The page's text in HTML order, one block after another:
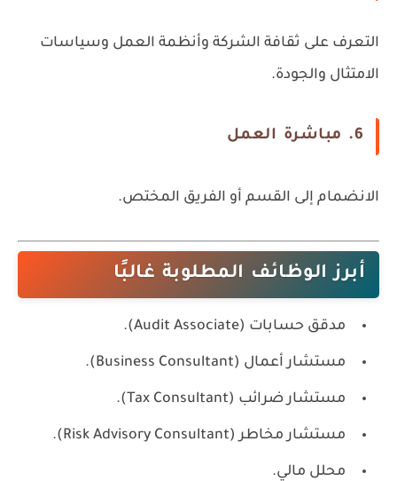
التعرف على ثقافة الشركة وأنظمة العمل وسياسات
الامتثال والجودة.
6. مباشرة العمل
الانضمام إلى القسم أو الفريق المختص.
أبرز الوظائف المطلوبة غالبًا
مدقق حسابات (Audit Associate).
مستشار أعمال (Business Consultant).
مستشار ضرائب (Tax Consultant).
مستشار مخاطر (Risk Advisory Consultant).
محلل مالي.